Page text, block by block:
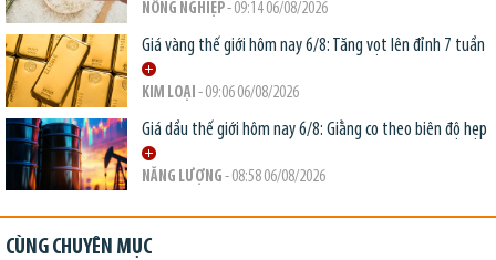
NÔNG NGHIỆP- 09:14 06/08/2026
Giá vàng thế giới hôm nay 6/8: Tăng vọt lên đỉnh 7 tuần
KIM LOẠI - 09:06 06/08/2026
Giá dầu thế giới hôm nay 6/8: Giằng co theo biên độ hẹp
NĂNG LƯỢNG - 08:58 06/08/2026
CÙNG CHUYÊN MỤC